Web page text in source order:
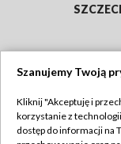
Szanujemy Twoją
Kliknij "Akceptuję i
korzystanie z
dostęp do informacji na